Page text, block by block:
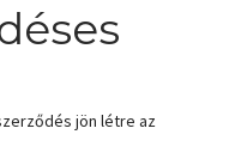
jön létre az